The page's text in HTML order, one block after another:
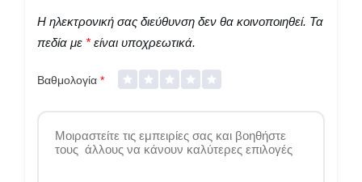
Η ηλεκτρονική σας διεύθυνση δεν θα κοινοποιηθεί. Τα
πεδία με * είναι υποχρεωτικά.
Βαθμολογία *